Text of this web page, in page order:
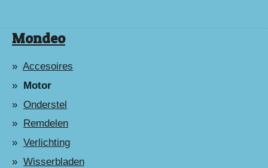
Mondeo
Accesoires
Motor
Onderstel
Remdelen
Verlichting
Wisserbladen